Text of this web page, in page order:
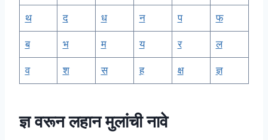
थ द ध न प फ
ब भ म य र ल
व श स ह क्ष ज्ञ
ज्ञ वरून लहान मुलांची नावे